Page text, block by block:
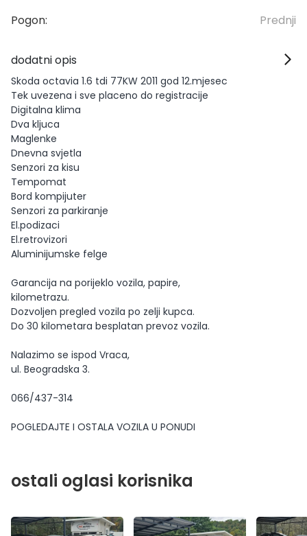
Pogon:
Prednji
dodatni opis
Skoda octavia 1.6 tdi 77KW 2011 god 12.mjesec
Tek uvezena i sve placeno do registracije
Digitalna klima
Dva kljuca
Maglenke
Dnevna svjetla
Senzori za kisu
Tempomat
Bord kompijuter
Senzori za parkiranje
El.podizaci
El.retrovizori
Aluminijumske felge
Garancija na porijeklo vozila, papire,
kilometrazu.
Dozvoljen pregled vozila po zelji kupca.
Do 30 kilometara besplatan prevoz vozila.
Nalazimo se ispod Vraca,
ul. Beogradska 3.
066/437-314
POGLEDAJTE I OSTALA VOZILA U PONUDI
ostali oglasi korisnika